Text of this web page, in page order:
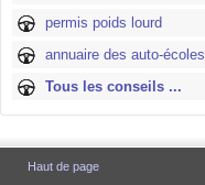
permis poids lourd
annuaire des auto-écoles
Tous les conseils ...
Haut de page